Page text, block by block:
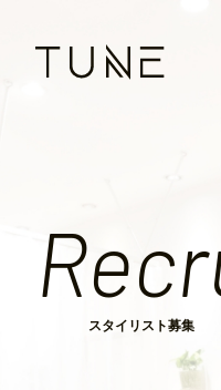
スタイリスト募集